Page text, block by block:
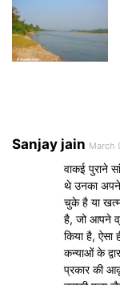
Sanjay jain March
वाकई पुराने
थे उनका
चुके है या
है, जो आपने
किया है, ऐसा
कन्याओं के
प्रकार की